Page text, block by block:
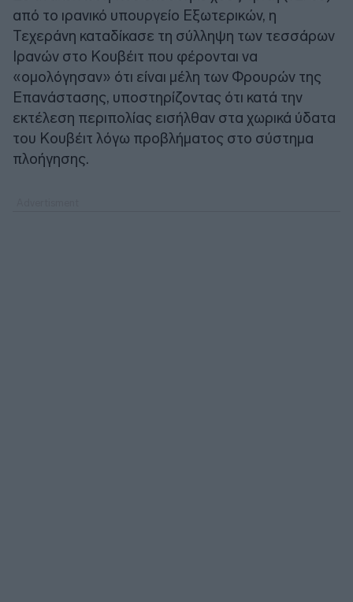
από το ιρανικό υπουργείο Εξωτερικών, η
Τεχεράνη καταδίκασε τη σύλληψη των τεσσάρων
Ιρανών στο Κουβέιτ που φέρονται να
«ομολόγησαν» ότι είναι μέλη των Φρουρών της
Επανάστασης, υποστηρίζοντας ότι κατά την
εκτέλεση περιπολίας εισήλθαν στα χωρικά ύδατα
του Κουβέιτ λόγω προβλήματος στο σύστημα
πλοήγησης.